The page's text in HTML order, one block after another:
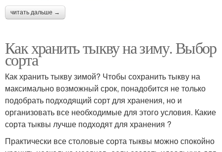
читать дальше →
Как хранить тыкву на зиму. Выбор
сорта
Как хранить тыкву зимой? Чтобы сохранить тыкву на
максимально возможный срок, понадобится не только
подобрать подходящий сорт для хранения, но и
организовать все необходимые для этого условия. Какие
сорта тыквы лучше подходят для хранения ?
Практически все столовые сорта тыквы можно спокойно